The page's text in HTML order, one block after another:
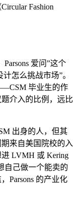
Fashion
爱问”这个
怎么挑战市场”。
毕业生的作
介入的比例，远比
出身的人，但其
来自美国院校的入
LVMH 或 Kering
自己做一个能卖的
Parsons 的产业化